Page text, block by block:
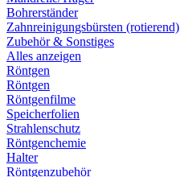
Bohrerständer
Zahnreinigungsbürsten (rotierend)
Zubehör & Sonstiges
Alles anzeigen
Röntgen
Röntgen
Röntgenfilme
Speicherfolien
Strahlenschutz
Röntgenchemie
Halter
Röntgenzubehör